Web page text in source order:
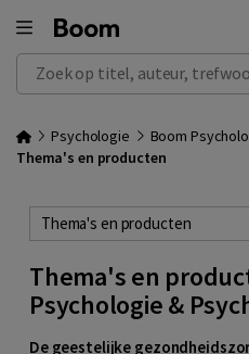
Zoek op titel, auteur, trefwoord
Psychologie
Boom
Thema's en producten
Thema's en producten
Thema's en
Psychologie &
De geestelijke